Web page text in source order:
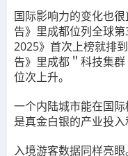
国际影响力的变化也
告》里成都位列全球
2025》首次上榜就排
告》里成都＂科技集
位次上升。
一个内陆城市能在国际
是真金白银的产业投入
入境游客数据同样亮